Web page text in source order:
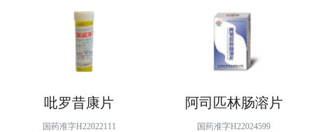
吡罗昔康片
国药准字H22022111
阿司匹林肠溶片
国药准字H22024599